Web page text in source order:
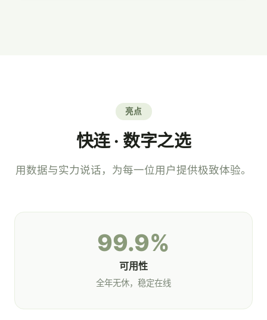
亮点
快连 · 数字之选
用数据与实力说话，为每一位用户提供极致体验。
99.9%
可用性
全年无休，稳定在线